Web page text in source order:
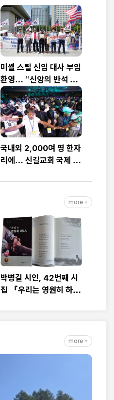
미셸 스틸 신임 대사 부임
환영… “신앙의 반석 위
에 한미동맹 새 도약 기
대”
국내외 2,000여 명 한자
리에… 신길교회 국제 청
성료
more +
박병길 시인, 42번째 시
집 『우리는 영원히 하
more +